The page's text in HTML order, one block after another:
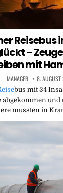
Reisebus
–
mit
MANAGER 8.
bus mit 34
abgekommen
mussten in